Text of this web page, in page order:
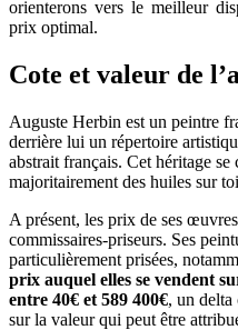
orienterons vers le meilleur
prix optimal.
Cote et valeur de
Auguste Herbin est un peintre
derrière lui un répertoire
abstrait français. Cet héritage
majoritairement des huiles sur
A présent, les prix de ses
commissaires-priseurs. Ses
particulièrement prisées,
prix auquel elles se vendent
entre 40€ et 589 400€, un
sur la valeur qui peut être